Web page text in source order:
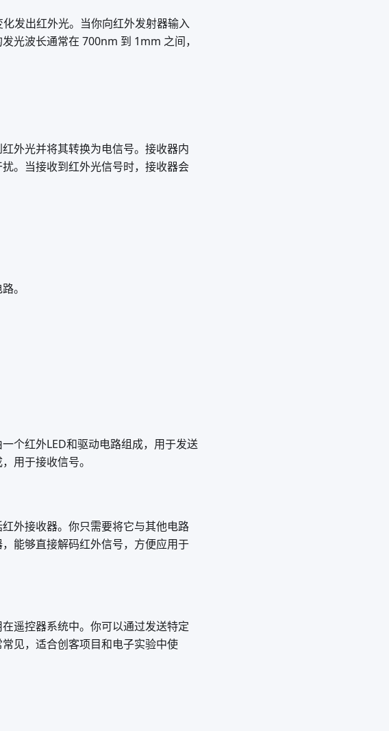
发出红外光。当你向红外发射器输入
光波长通常在 700nm 到 1mm 之间，
外光并将其转换为电信号。接收器内
。当接收到红外光信号时，接收器会
。
个红外LED和驱动电路组成，用于发送
用于接收信号。
外接收器。你只需要将它与其他电路
能够直接解码红外信号，方便应用于
遥控器系统中。你可以通过发送特定
见，适合创客项目和电子实验中使